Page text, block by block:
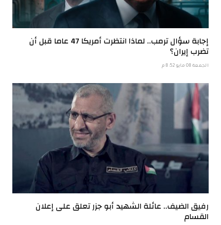
إجابة سؤال ترمب.. لماذا انتظرت أمريكا 47 عاما قبل أن
تضرب إيران؟
الجمعة 08 مايو 8:52 م
رفيق الضيف.. عائلة الشهيد أبو جزر تعلق على إعلان
القسام